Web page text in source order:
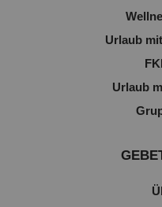
Urlaub
Urlaub